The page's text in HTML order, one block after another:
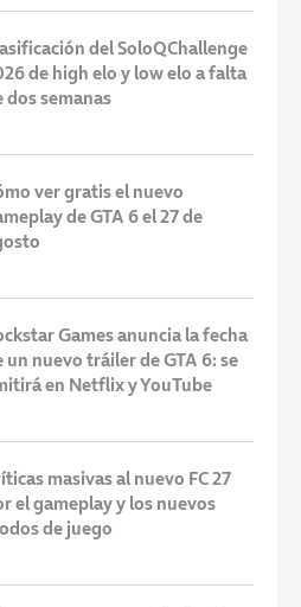
del SoloQChallenge
de high elo y low elo a falta
dos semanas
ver gratis el nuevo
de GTA 6 el 27 de
Games anuncia la fecha
un nuevo tráiler de GTA 6: se
en Netflix y YouTube
masivas al nuevo FC 27
el gameplay y los nuevos
de juego